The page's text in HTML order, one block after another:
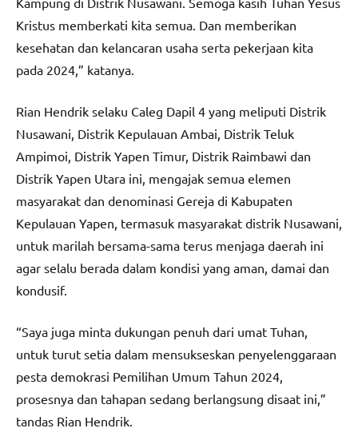
Kristus memberkati kita semua. Dan memberikan
kesehatan dan kelancaran usaha serta pekerjaan kita
pada 2024,” katanya.
Rian Hendrik⁩ selaku Caleg Dapil 4 yang meliputi Distrik
Nusawani, Distrik Kepulauan Ambai, Distrik Teluk
Ampimoi, Distrik Yapen Timur, Distrik Raimbawi dan
Distrik Yapen Utara ini, mengajak semua elemen
masyarakat dan denominasi Gereja di Kabupaten
Kepulauan Yapen, termasuk masyarakat distrik Nusawani,
untuk marilah bersama-sama terus menjaga daerah ini
agar selalu berada dalam kondisi yang aman, damai dan
kondusif.
“Saya juga minta dukungan penuh dari umat Tuhan,
untuk turut setia dalam mensukseskan penyelenggaraan
pesta demokrasi Pemilihan Umum Tahun 2024,
prosesnya dan tahapan sedang berlangsung disaat ini,”
tandas Rian Hendrik⁩.